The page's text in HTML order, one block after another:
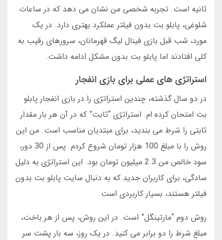
ثانیه است. تجربه شخصی من نشان می دهد که در ساعات
شلوغی، پابلو بت بدون فیلتر عملکرد بهتری دارد. در یک
مورد، شب قبل بازی فینال لیگ قهرمانان، سرورهای رقیب به
کلی افتادند اما پابلو بت بدون مشکل ادامه داشت.
استراتژی های عملی برای بازی انفجار
در دو سال گذشته، چندین استراتژی را در بازی انفجار پابلو
بت امتحان کرده ام. استراتژی “ثابت” که در آن هر بار مقدار
ثابتی را شرط می بندید، برای مبتدیان مناسب است. من این
روش را با مبلغ 100 هزار تومان شروع کردم. پس از 30 دور،
سود خالص من 2.3 میلیون تومان بود. این استراتژی به دلیل
سادگی، برای کاربران جدید که به دنبال سایت پابلو بت بدون
فیلتر هستند، بسیار کاربردی است.
روش دوم “مارتینگل” است. در این روش، پس از هر باخت،
مبلغ شرط را دو برابر می کنید. در یک روز، سه بار پشت سر